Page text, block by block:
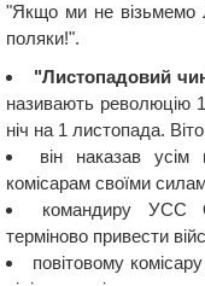
"Якщо ми не візьмемо
поляки!".
"Листопадовий
називають революцію
ніч на 1 листопада.
він наказав усім
комісарам своїми
командиру УСС
терміново привести
повітовому